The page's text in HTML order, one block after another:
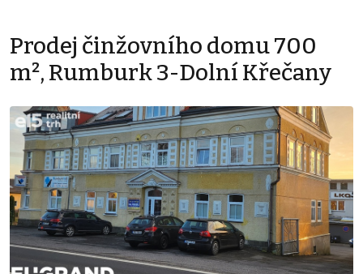
Prodej činžovního domu 700
m², Rumburk 3-Dolní Křečany